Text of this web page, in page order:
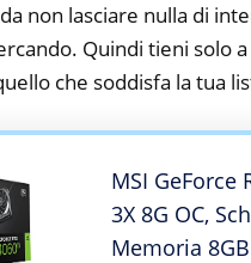
non lasciare nulla di
Quindi tieni solo
che soddisfa la tua
MSI GeForce
3X 8G OC,
Memoria